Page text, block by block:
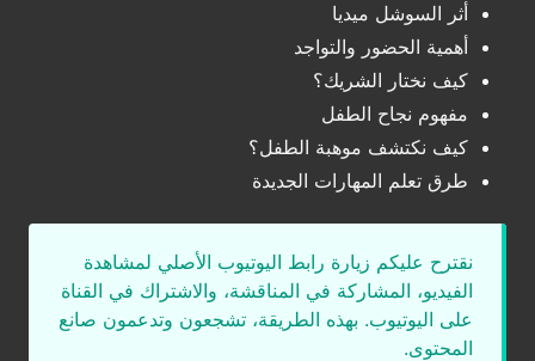
أثر السوشل ميديا
أهمية الحضور والتواجد
كيف نختار الشريك؟
مفهوم نجاح الطفل
كيف نكتشف موهبة الطفل؟
طرق تعلم المهارات الجديدة
نقترح عليكم زيارة رابط اليوتيوب الأصلي لمشاهدة
الفيديو، المشاركة في المناقشة، والاشتراك في القناة
على اليوتيوب. بهذه الطريقة، تشجعون وتدعمون صانع
المحتوى.